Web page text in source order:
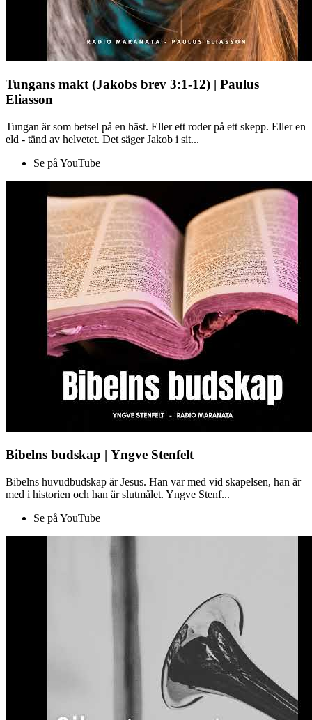
Tungans makt (Jakobs brev 3:1-12) | Paulus
Eliasson
Tungan är som betsel på en häst. Eller ett roder på ett skepp. Eller en
eld - tänd av helvetet. Det säger Jakob i sit...
Se på YouTube
Bibelns budskap | Yngve Stenfelt
Bibelns huvudbudskap är Jesus. Han var med vid skapelsen, han är
med i historien och han är slutmålet. Yngve Stenf...
Se på YouTube